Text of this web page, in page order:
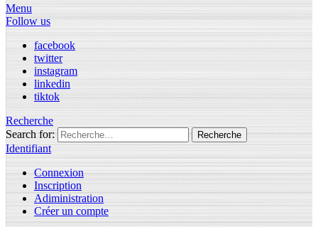
Menu
Follow us
facebook
twitter
instagram
linkedin
tiktok
Recherche
Search for:
Recherche
Identifiant
Connexion
Inscription
Adiministration
Créer un compte